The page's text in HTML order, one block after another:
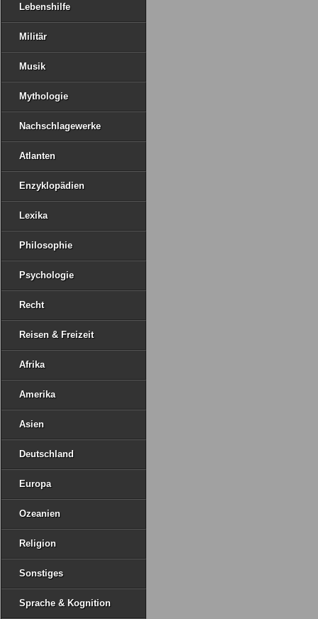
Lebenshilfe
Militär
Musik
Mythologie
Nachschlagewerke
Atlanten
Enzyklopädien
Lexika
Philosophie
Psychologie
Recht
Reisen & Freizeit
Afrika
Amerika
Asien
Deutschland
Europa
Ozeanien
Religion
Sonstiges
Sprache & Kognition